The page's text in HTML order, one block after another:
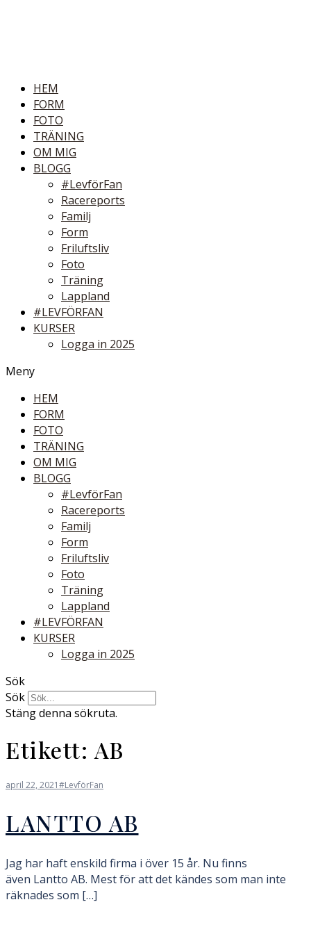
HEM
FORM
FOTO
TRÄNING
OM MIG
BLOGG
#LevförFan
Racereports
Familj
Form
Friluftsliv
Foto
Träning
Lappland
#LEVFÖRFAN
KURSER
Logga in 2025
Meny
HEM
FORM
FOTO
TRÄNING
OM MIG
BLOGG
#LevförFan
Racereports
Familj
Form
Friluftsliv
Foto
Träning
Lappland
#LEVFÖRFAN
KURSER
Logga in 2025
Sök
Sök
Stäng denna sökruta.
Etikett: AB
april 22, 2021#LevförFan
LANTTO AB
Jag har haft enskild firma i över 15 år. Nu finns
även Lantto AB. Mest för att det kändes som man inte
räknades som […]